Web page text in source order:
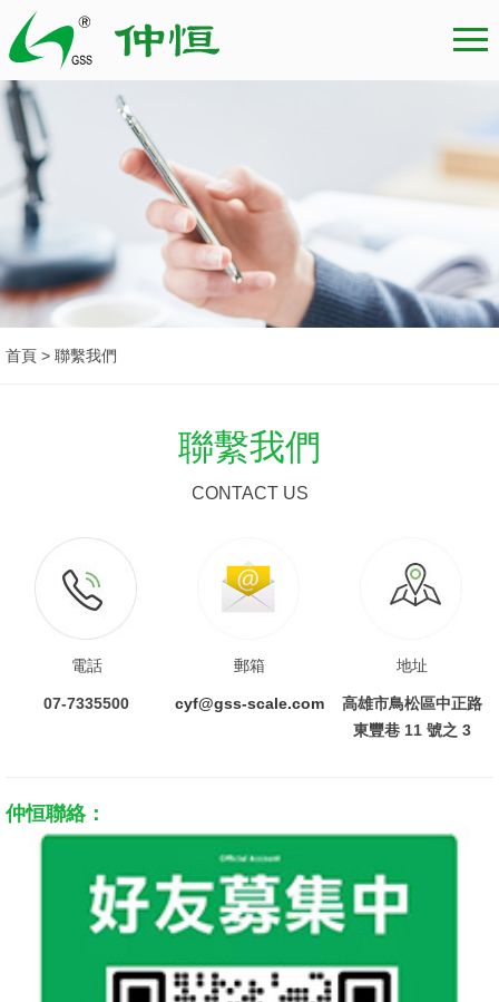
首頁 > 聯繫我們
聯繫我們
CONTACT US
電話
07-7335500
郵箱
cyf@gss-scale.com
地址
高雄市鳥松區中正路
東豐巷 11 號之 3
仲恒聯絡：